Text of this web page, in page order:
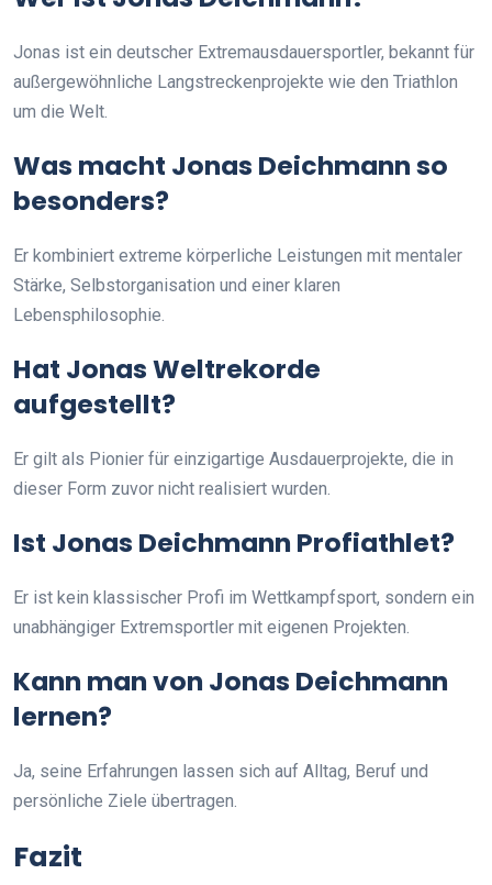
Jonas ist ein deutscher Extremausdauersportler, bekannt für
außergewöhnliche Langstreckenprojekte wie den Triathlon
um die Welt.
Was macht Jonas Deichmann so
besonders?
Er kombiniert extreme körperliche Leistungen mit mentaler
Stärke, Selbstorganisation und einer klaren
Lebensphilosophie.
Hat Jonas Weltrekorde
aufgestellt?
Er gilt als Pionier für einzigartige Ausdauerprojekte, die in
dieser Form zuvor nicht realisiert wurden.
Ist Jonas Deichmann Profiathlet?
Er ist kein klassischer Profi im Wettkampfsport, sondern ein
unabhängiger Extremsportler mit eigenen Projekten.
Kann man von Jonas Deichmann
lernen?
Ja, seine Erfahrungen lassen sich auf Alltag, Beruf und
persönliche Ziele übertragen.
Fazit